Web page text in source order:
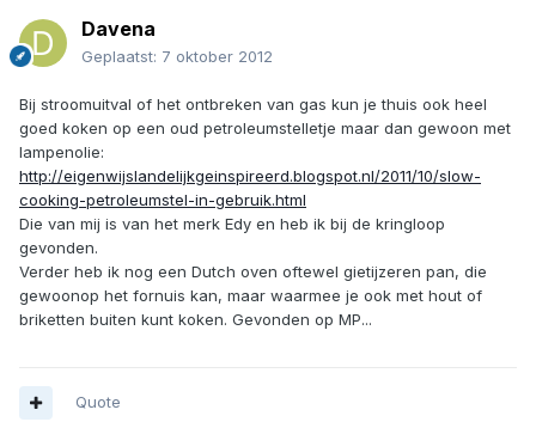
Davena
Geplaatst: 7 oktober 2012
Bij stroomuitval of het ontbreken van gas kun je thuis ook heel
goed koken op een oud petroleumstelletje maar dan gewoon met
lampenolie:
http://eigenwijslandelijkgeinspireerd.blogspot.nl/2011/10/slow-
cooking-petroleumstel-in-gebruik.html
Die van mij is van het merk Edy en heb ik bij de kringloop
gevonden.
Verder heb ik nog een Dutch oven oftewel gietijzeren pan, die
gewoonop het fornuis kan, maar waarmee je ook met hout of
briketten buiten kunt koken. Gevonden op MP...
Quote